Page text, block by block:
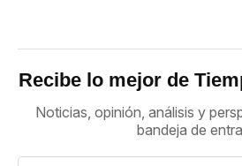
Recibe lo mejor de
Noticias, opinión, análisis y
bandeja de